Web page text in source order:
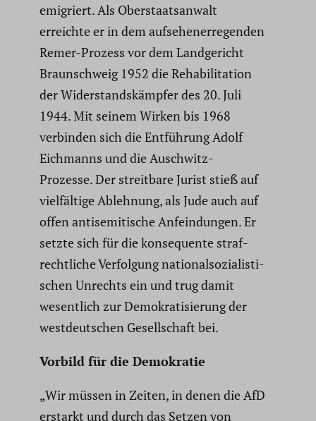
emigriert. Als Oberstaats­an­walt
erreichte er in dem aufse­hen­er­re­genden
Remer-Prozess vor dem Landge­richt
Braun­schweig 1952 die Rehabi­li­ta­tion
der Wider­stands­kämpfer des 20. Juli
1944. Mit seinem Wirken bis 1968
verbinden sich die Entfüh­rung Adolf
Eichmanns und die Auschwitz-
Prozesse. Der streit­bare Jurist stieß auf
vielfäl­tige Ablehnung, als Jude auch auf
offen antise­mi­ti­sche Anfein­dungen. Er
setzte sich für die konse­quente straf­
recht­liche Verfol­gung natio­nal­so­zia­lis­ti­
schen Unrechts ein und trug damit
wesent­lich zur Demokra­ti­sie­rung der
westdeut­schen Gesell­schaft bei.
Vorbild für die Demokratie
„Wir müssen in Zeiten, in denen die AfD
erstarkt und durch das Setzen von